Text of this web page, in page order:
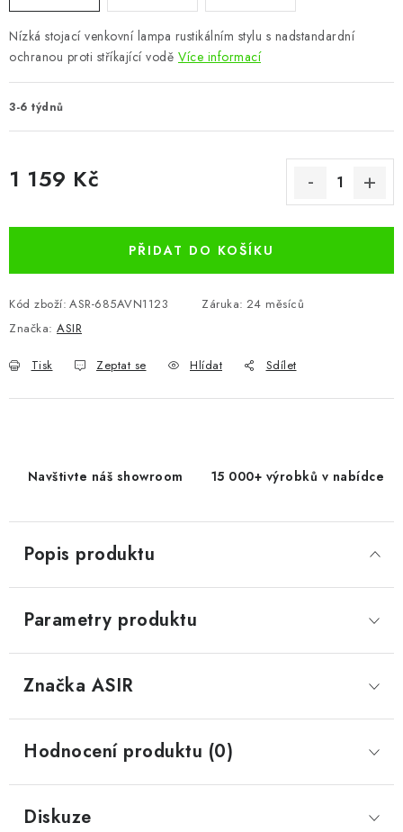
VÝPRODEJ
Vše o nákupu Info
Reklamace a odstoupení od smlouvy
Nízká stojací venkovní lampa rustikálním stylu s nadstandardní
ochranou proti stříkající vodě Více informací
3-6 týdnů
1 159 Kč
PŘIDAT DO KOŠÍKU
Kód zboží: ASR-685AVN1123 Záruka: 24 měsíců
Značka: ASIR
Tisk Zeptat se Hlídat Sdílet
Navštivte náš showroom 15 000+ výrobků v nabídce
Popis produktu
Parametry produktu
Značka ASIR
Hodnocení produktu (0)
Diskuze